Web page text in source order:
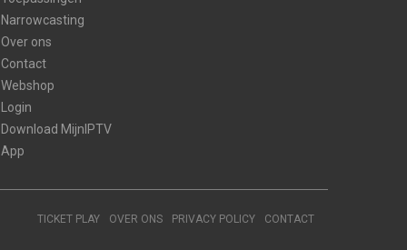
Narrowcasting
Over ons
Contact
Webshop
Login
Download MijnIPTV
App
TICKET PLAY OVER ONS PRIVACY POLICY CONTACT